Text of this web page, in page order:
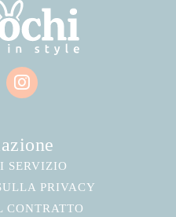
SERVIZIO
PRIVACY
CONTRATTO